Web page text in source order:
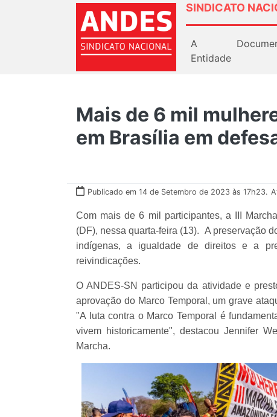
SINDICATO
A
Entidade
Mais de 6 mil
em Brasília em
Publicado em 14 de Setembro de 2023 às 17h23.
Com mais de 6 mil participantes, a III
(DF), nessa quarta-feira (13). A preservação
indígenas, a igualdade de direitos e a
reivindicações.
O ANDES-SN participou da atividade e
aprovação do Marco Temporal, um grave
"A luta contra o Marco Temporal é
vivem historicamente", destacou Jennifer
Marcha.